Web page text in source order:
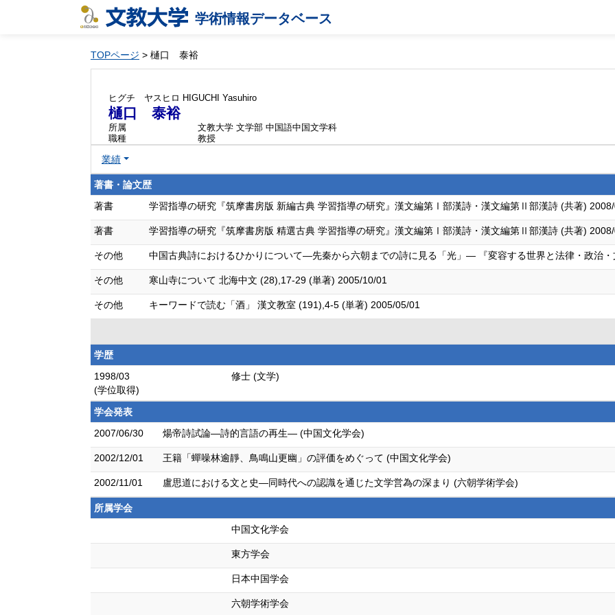
学術情報データベース
TOPページ > 樋口 泰裕
ヒグチ ヤスヒロ HIGUCHI Yasuhiro
樋口 泰裕
所属
文教大学 文学部 中国語中国文学科
職種
教授
業績
著書・論文歴
著書
学習指導の研究『筑摩書房版 新編古典 学習指導の研究』漢文編第Ⅰ部漢詩・漢文編第Ⅱ部漢詩 (共著)
著書 学習指導の研究『筑摩書房版 精選古典 学習指導の研究』漢文編第Ⅰ部漢詩・漢文編第Ⅱ部漢詩 (共著)
その他 中国古典詩におけるひかりについて―先秦から六朝までの詩に見る「光」― 『変容する世界と法律・政治
その他 寒山寺について 北海中文 (28),17-29 (単著) 2005/10/01
その他 キーワードで読む「酒」 漢文教室 (191),4-5 (単著) 2005/05/01
学歴
1998/03
(学位取得)
修士 (文学)
学会発表
2007/06/30
煬帝詩試論―詩的言語の再生― (中国文化学会)
2002/12/01 王籍「蟬噪林逾靜、鳥鳴山更幽」の評価をめぐって (中国文化学会)
2002/11/01 盧思道における文と史―同時代への認識を通じた文学営為の深まり (六朝学術学会)
所属学会
中国文化学会
東方学会
日本中国学会
六朝学術学会